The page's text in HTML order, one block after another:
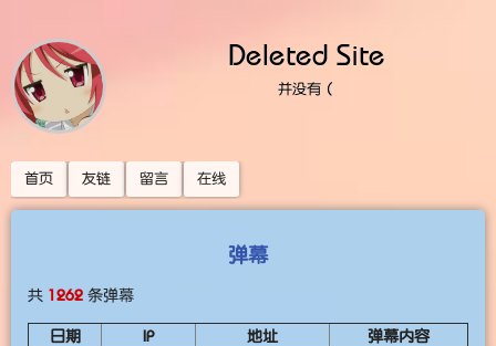
Deleted Site
并没有（
首页 友链 留言 在线
弹幕
共 1262 条弹幕
日期 IP 地址 弹幕内容